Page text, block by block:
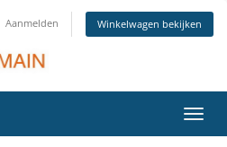
Aanmelden Winkelwagen bekijken
in-/